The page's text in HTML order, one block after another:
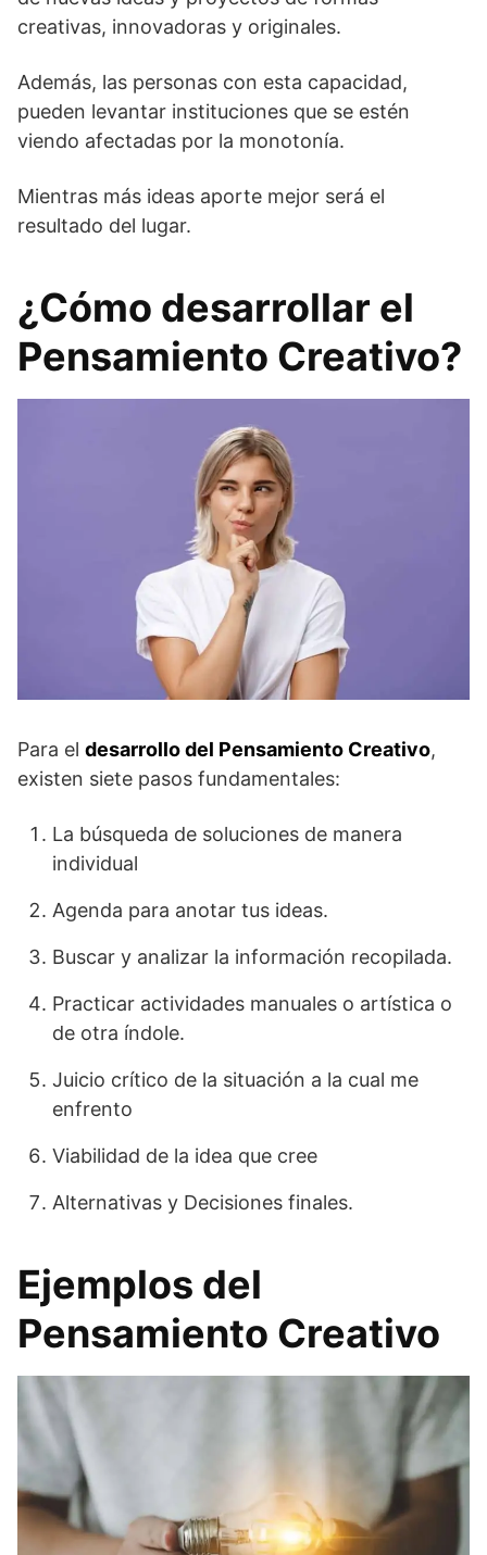
creativas, innovadoras y originales.
Además, las personas con esta capacidad,
pueden levantar instituciones que se estén
viendo afectadas por la monotonía.
Mientras más ideas aporte mejor será el
resultado del lugar.
¿Cómo desarrollar el
Pensamiento Creativo?
Para el desarrollo del Pensamiento Creativo,
existen siete pasos fundamentales:
La búsqueda de soluciones de manera
individual
Agenda para anotar tus ideas.
Buscar y analizar la información recopilada.
Practicar actividades manuales o artística o
de otra índole.
Juicio crítico de la situación a la cual me
enfrento
Viabilidad de la idea que cree
Alternativas y Decisiones finales.
Ejemplos del
Pensamiento Creativo